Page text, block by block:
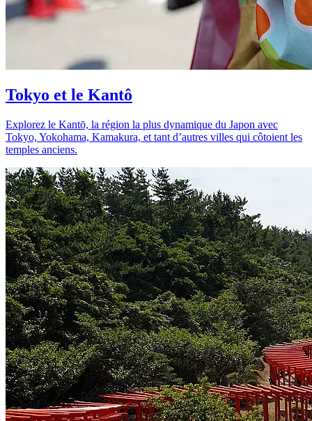
Tokyo et le Kantô
Explorez le Kantō, la région la plus dynamique du Japon avec
Tokyo, Yokohama, Kamakura, et tant d’autres villes qui côtoient les
temples anciens.